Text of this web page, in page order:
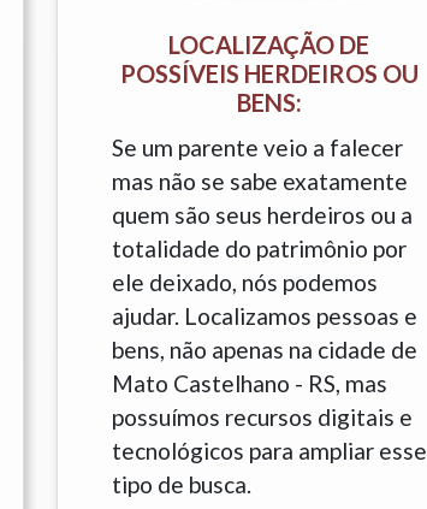
LOCALIZAÇÃO DE
POSSÍVEIS HERDEIROS OU
BENS:
Se um parente veio a falecer
mas não se sabe exatamente
quem são seus herdeiros ou a
totalidade do patrimônio por
ele deixado, nós podemos
ajudar. Localizamos pessoas e
bens, não apenas na cidade de
Mato Castelhano - RS, mas
possuímos recursos digitais e
tecnológicos para ampliar esse
tipo de busca.